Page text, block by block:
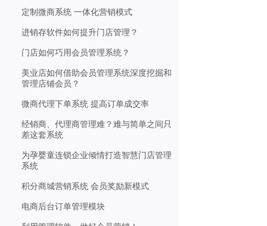
定制微商系统 一体化营销模式
进销存软件如何提升门店管理？
门店如何巧用会员管理系统？
美业店如何借助会员管理系统深度挖掘和
管理店铺会员？
微商代理下单系统 提高订单成交率
经销商、代理商管理难？难与简单之间只
差这套系统
为孕婴童连锁企业倾情打造智慧门店管理
系统
积分商城营销系统 会员奖励新模式
电商后台订单管理模块